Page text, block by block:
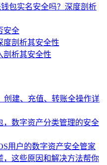
包实名安全吗？深度剖析
安全
度剖析其安全性
剖析其安全性
创建、充值、转账全操作详
数字资产分类管理的安全
用户的数字资产安全管家
，这些原因和解决方法帮你